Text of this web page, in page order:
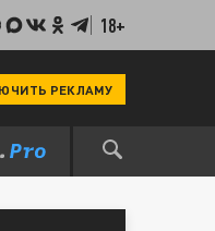
18+
РЕКЛАМУ